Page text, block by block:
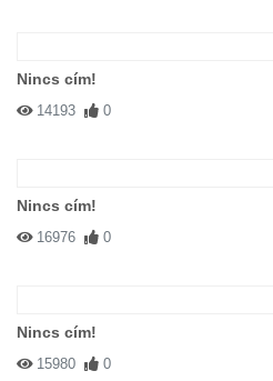
Nincs cím!
14193 0
Nincs cím!
16976 0
Nincs cím!
15980 0